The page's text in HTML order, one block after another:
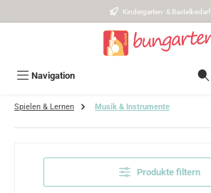
Kindergarten- & Bastelbedarf
Navigation
Spielen & Lernen Musik & Instrumente
Produkte filtern